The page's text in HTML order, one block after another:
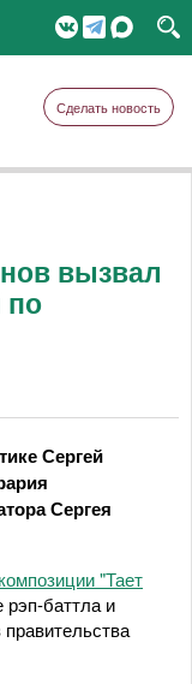
Сделать новость
вызвал
по
Сергей
Сергея
"Тает
рэп-баттла и